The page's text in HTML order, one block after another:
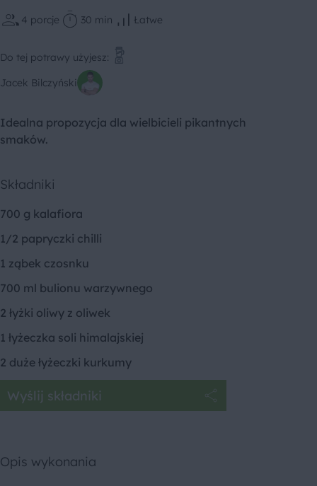
4 porcje 30 min Łatwe
Do tej potrawy użyjesz:
Jacek Bilczyński
Idealna propozycja dla wielbicieli pikantnych
smaków.
Składniki
700 g kalafiora
1/2 papryczki chilli
1 ząbek czosnku
700 ml bulionu warzywnego
2 łyżki oliwy z oliwek
1 łyżeczka soli himalajskiej
2 duże łyżeczki kurkumy
Wyślij składniki
Opis wykonania